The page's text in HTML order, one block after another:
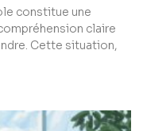
constitue une
claire
Cette situation,